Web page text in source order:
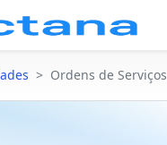
> Ordens de Serviços